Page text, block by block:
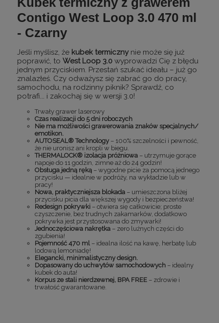
Contigo West Loop 3.0 470 ml
- Czarny
Jeśli myślisz, że kubek termicznynie może się już
poprawić, to West Loop 3.0 wyprowadzi Cię z błędu
jednym przyciskiem. Przestań szukać ideału – już go
znalazłeś. Czy odważysz się zabrać go do pracy,
samochodu, na rodzinny piknik? Sprawdź, co
potrafi... i zakochaj się w wersji 3.0!
Trwały grawer laserowy
Czas realizacji do 5 dni roboczych
Nie ma możliwości grawerowania znaków specjalnych/
emotikon.
AUTOSEAL® Technology – 100% szczelności i pewność,
że nie uronisz ani kropli w biegu.
THERMALOCK® izolacja próżniowa – utrzymuje gorące
napoje do 11 godzin, zimne aż do 24 godzin!
Obsługa jedną ręką – wygodne picie za pomocą jednego
przycisku — idealnie w podróży, na wykładzie lub w
pracy!
Nowa, praktyczniejsza blokada – umieszczona bliżej
przycisku picia dla większej wygody i bezpieczeństwa!
Redesign pokrywki – otwiera się całkowicie; proste
czyszczenie, bez trudnych zakamarków, dodatkowo
pokrywka jest przystosowana do zmywarki!
Jednoczęściowa nakrętka – zero luźnych części do
zgubienia!
Pojemność 470 ml – idealna ilość na kawę, herbatę lub
lodową lemoniadę!
Elegancki, minimalistyczny design.
Dopasowany do uchwytów samochodowych – idealny
kubek do auta!
Korpus ze stali nierdzewnej, BPA FREE – zdrowie i
trwałość gwarantowane.